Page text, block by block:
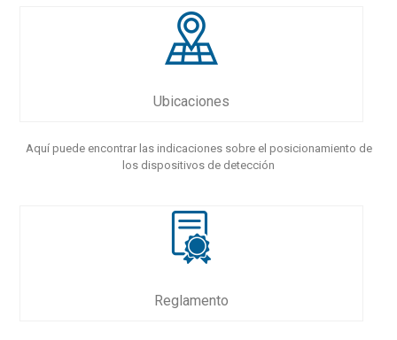
Ubicaciones
Aquí puede encontrar las indicaciones sobre el posicionamiento de
los dispositivos de detección
Reglamento